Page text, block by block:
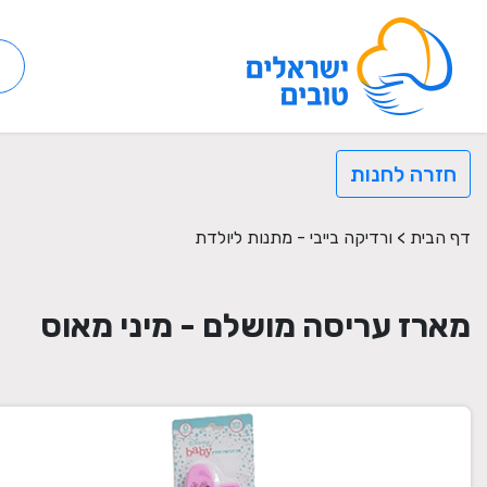
חזרה לחנות
דף הבית > ורדיקה בייבי - מתנות ליולדת
מארז עריסה מושלם - מיני מאוס